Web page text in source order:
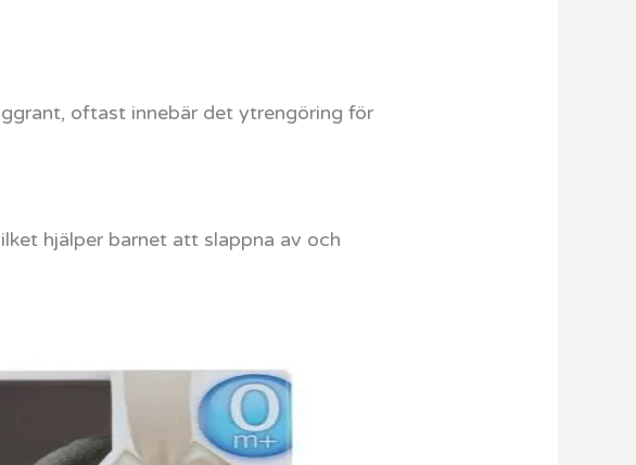
oftast innebär det ytrengöring för
hjälper barnet att slappna av och